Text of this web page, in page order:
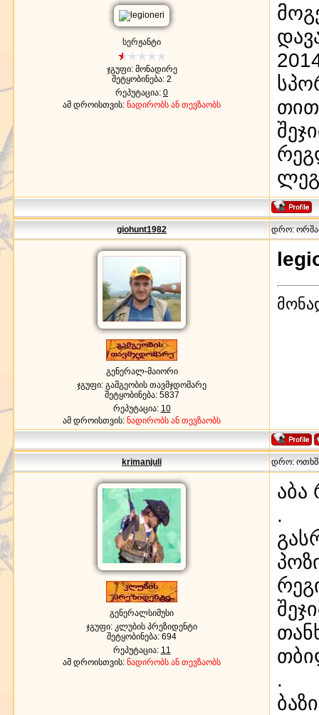
სერჟანტი
ჯგუფი: მონადირე
შეტყობინება: 2
რეპუტაცია: 0
ამ დროისთვის: ნადირობს ან თევზაობს
giohunt1982 დრო:
გენერალ-მაიორი
ჯგუფი: გამგეობის თავმჯდომარე
შეტყობინება: 5837
რეპუტაცია: 10
ამ დროისთვის: ნადირობს ან თევზაობს
krimanjuli დრო:
გენერალსიმუსი
ჯგუფი: კლუბის პრეზიდენტი
შეტყობინება: 694
რეპუტაცია: 11
ამ დროისთვის: ნადირობს ან თევზაობს
.
.